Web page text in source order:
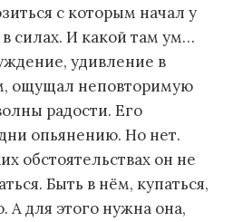
с которым начал у
силах. И какой там ум…
удивление в
ощущал неповторимую
радости. Его
опьянению. Но нет.
обстоятельствах он не
Быть в нём, купаться,
А для этого нужна она,